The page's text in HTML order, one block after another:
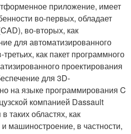
приложение, имеет
во-первых, обладает
во-вторых, как
для автоматизированного
как пакет программного
проектирования
для 3D-
на языке программирования C
компанией Dassault
таких областях, как
машиностроение, в частности,